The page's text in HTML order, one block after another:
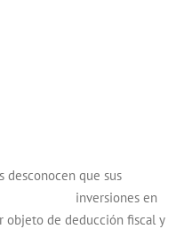
desconocen que sus
inversiones en
objeto de deducción fiscal y